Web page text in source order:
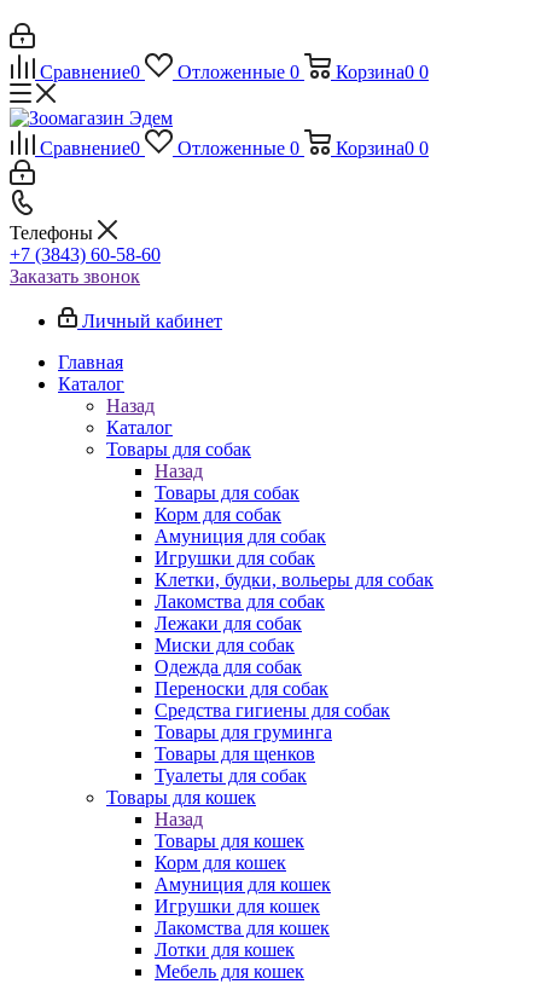
Сравнение0 Отложенные 0 Корзина0 0
Сравнение0 Отложенные 0 Корзина0 0
Телефоны
+7 (3843) 60-58-60
Заказать звонок
Личный кабинет
Главная
Каталог
Назад
Каталог
Товары для собак
Назад
Товары для собак
Корм для собак
Амуниция для собак
Игрушки для собак
Клетки, будки, вольеры для собак
Лакомства для собак
Лежаки для собак
Миски для собак
Одежда для собак
Переноски для собак
Средства гигиены для собак
Товары для груминга
Товары для щенков
Туалеты для собак
Товары для кошек
Назад
Товары для кошек
Корм для кошек
Амуниция для кошек
Игрушки для кошек
Лакомства для кошек
Лотки для кошек
Мебель для кошек